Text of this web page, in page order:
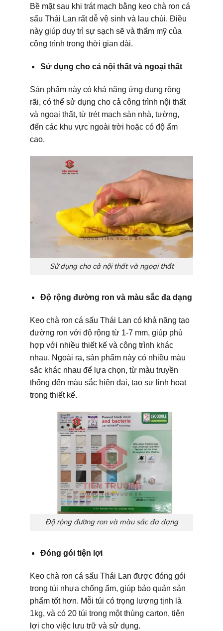
Bề mặt sau khi trát mạch bằng keo chà ron cá
sấu Thái Lan rất dễ vệ sinh và lau chùi. Điều
này giúp duy trì sự sạch sẽ và thẩm mỹ của
công trình trong thời gian dài.
Sử dụng cho cả nội thất và ngoại thất
Sản phẩm này có khả năng ứng dụng rộng
rãi, có thể sử dụng cho cả công trình nội thất
và ngoại thất, từ trét mạch sàn nhà, tường,
đến các khu vực ngoài trời hoặc có độ ẩm
cao.
Sử dụng cho cả nội thất và ngoại thất
Độ rộng đường ron và màu sắc đa dạng
Keo chà ron cá sấu Thái Lan có khả năng tạo
đường ron với độ rộng từ 1-7 mm, giúp phù
hợp với nhiều thiết kế và công trình khác
nhau. Ngoài ra, sản phẩm này có nhiều màu
sắc khác nhau để lựa chọn, từ màu truyền
thống đến màu sắc hiện đại, tạo sự linh hoạt
trong thiết kế.
Độ rộng đường ron và màu sắc đa dạng
Đóng gói tiện lợi
Keo chà ron cá sấu Thái Lan được đóng gói
trong túi nhựa chống ẩm, giúp bảo quản sản
phẩm tốt hơn. Mỗi túi có trọng lượng tịnh là
1kg, và có 20 túi trong một thùng carton, tiện
lợi cho việc lưu trữ và sử dụng.